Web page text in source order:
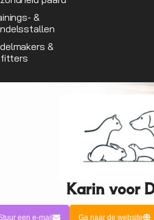
&
&
Karin voor
een e-mail Ga naar de website